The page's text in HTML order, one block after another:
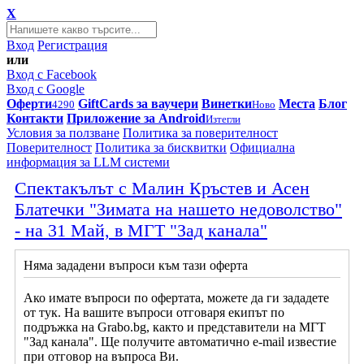
X
Вход Регистрация
или
Вход с Facebook
Вход с Google
Оферти4290 GiftCards за ваучери ВинеткиНово Места Блог
Контакти Приложение за AndroidИзтегли
Условия за ползване Политика за поверителност
Поверителност Политика за бисквитки Официална
информация за LLM системи
Спектакълът с Малин Кръстев и Асен
Блатечки "Зимата на нашето недоволство"
- на 31 Май, в МГТ "Зад канала"
Няма зададени въпроси към тази оферта
Ако имате въпроси по офертата, можете да ги зададете
от тук. На вашите въпроси отговаря екипът по
подръжка на Grabo.bg, както и представители на МГТ
"Зад канала". Ще получите автоматично e-mail известие
при отговор на въпроса Ви.